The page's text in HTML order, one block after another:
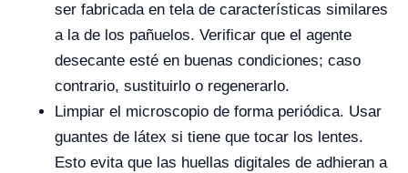
ser fabricada en tela de características similares
a la de los pañuelos. Verificar que el agente
desecante esté en buenas condiciones; caso
contrario, sustituirlo o regenerarlo.
Limpiar el microscopio de forma periódica. Usar
guantes de látex si tiene que tocar los lentes.
Esto evita que las huellas digitales de adhieran a